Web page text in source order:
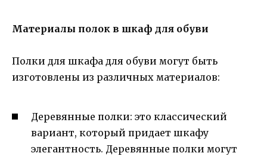
Материалы полок в шкаф для обуви
Полки для шкафа для обуви могут быть
изготовлены из различных материалов:
Деревянные полки: это классический
вариант, который придает шкафу
элегантность. Деревянные полки могут